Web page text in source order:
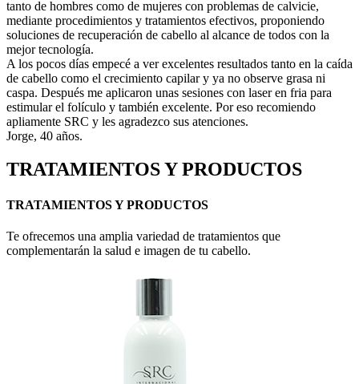
tanto de hombres como de mujeres con problemas de calvicie,
mediante procedimientos y tratamientos efectivos, proponiendo
soluciones de recuperación de cabello al alcance de todos con la
mejor tecnología.
A los pocos días empecé a ver excelentes resultados tanto en la caída
de cabello como el crecimiento capilar y ya no observe grasa ni
caspa. Después me aplicaron unas sesiones con laser en fria para
estimular el folículo y también excelente. Por eso recomiendo
apliamente SRC y les agradezco sus atenciones.
Jorge, 40 años.
TRATAMIENTOS Y PRODUCTOS
TRATAMIENTOS Y PRODUCTOS
Te ofrecemos una amplia variedad de tratamientos que
complementarán la salud e imagen de tu cabello.